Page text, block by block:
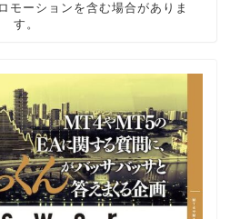
モーションを含む場合がありま
す。